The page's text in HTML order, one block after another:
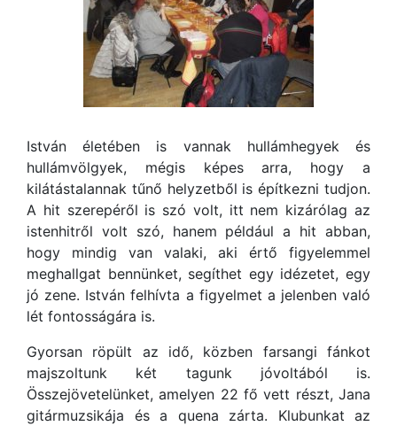
István életében is vannak hullámhegyek és
hullámvölgyek, mégis képes arra, hogy a
kilátástalannak tűnő helyzetből is építkezni tudjon.
A hit szerepéről is szó volt, itt nem kizárólag az
istenhitről volt szó, hanem például a hit abban,
hogy mindig van valaki, aki értő figyelemmel
meghallgat bennünket, segíthet egy idézetet, egy
jó zene. István felhívta a figyelmet a jelenben való
lét fontosságára is.
Gyorsan röpült az idő, közben farsangi fánkot
majszoltunk két tagunk jóvoltából is.
Összejövetelünket, amelyen 22 fő vett részt, Jana
gitármuzsikája és a quena zárta. Klubunkat az